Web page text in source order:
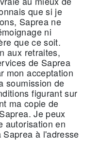
que si je
Saprea ne
ni
que ce soit.
aux retraites,
de Saprea
mon acceptation
soumission de
figurant sur
ma copie de
Je peux
autorisation en
à l'adresse